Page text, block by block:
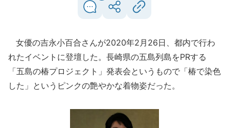
女優の吉永小百合さんが2020年2月26日、都内で行わ
れたイベントに登壇した。長崎県の五島列島をPRする
「五島の椿プロジェクト」発表会というもので「椿で染色
した」というピンクの艶やかな着物姿だった。